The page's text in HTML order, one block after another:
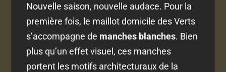
Nouvelle saison, nouvelle audace. Pour la
première fois, le maillot domicile des Verts
s’accompagne de manches blanches. Bien
plus qu’un effet visuel, ces manches
portent les motifs architecturaux de la